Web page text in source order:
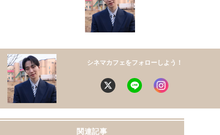
シネマカフェをフォローしよう！